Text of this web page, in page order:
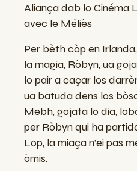
Aliança dab lo Cinéma
avec le Méliès
Per bèthcòp en
la magia, Ròbyn, ua
lo pairacaçar los
ua batudadens los
Mebh,gojata lo dia,
per Ròbynqui ha
Lop, lamiaçan’eipas
òmis.